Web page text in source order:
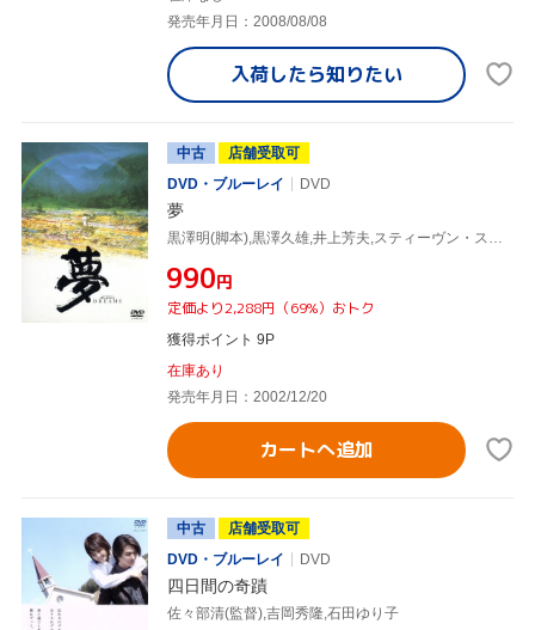
発売年月日：2008/08/08
入荷したら知りたい
中古
店舗受取可
DVD・ブルーレイ
DVD
夢
¥990円
定価より2,288円（69%）おトク
獲得ポイント 9P
在庫あり
発売年月日：2002/12/20
カートへ追加
中古
店舗受取可
DVD・ブルーレイ
DVD
四日間の奇蹟
佐々部清(監督),吉岡秀隆,石田ゆり子